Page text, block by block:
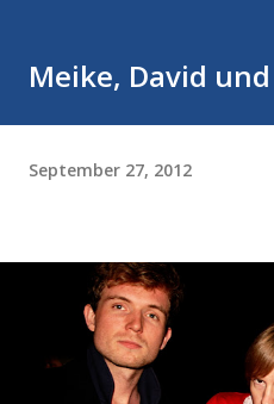
Meike, David
September 27, 2012